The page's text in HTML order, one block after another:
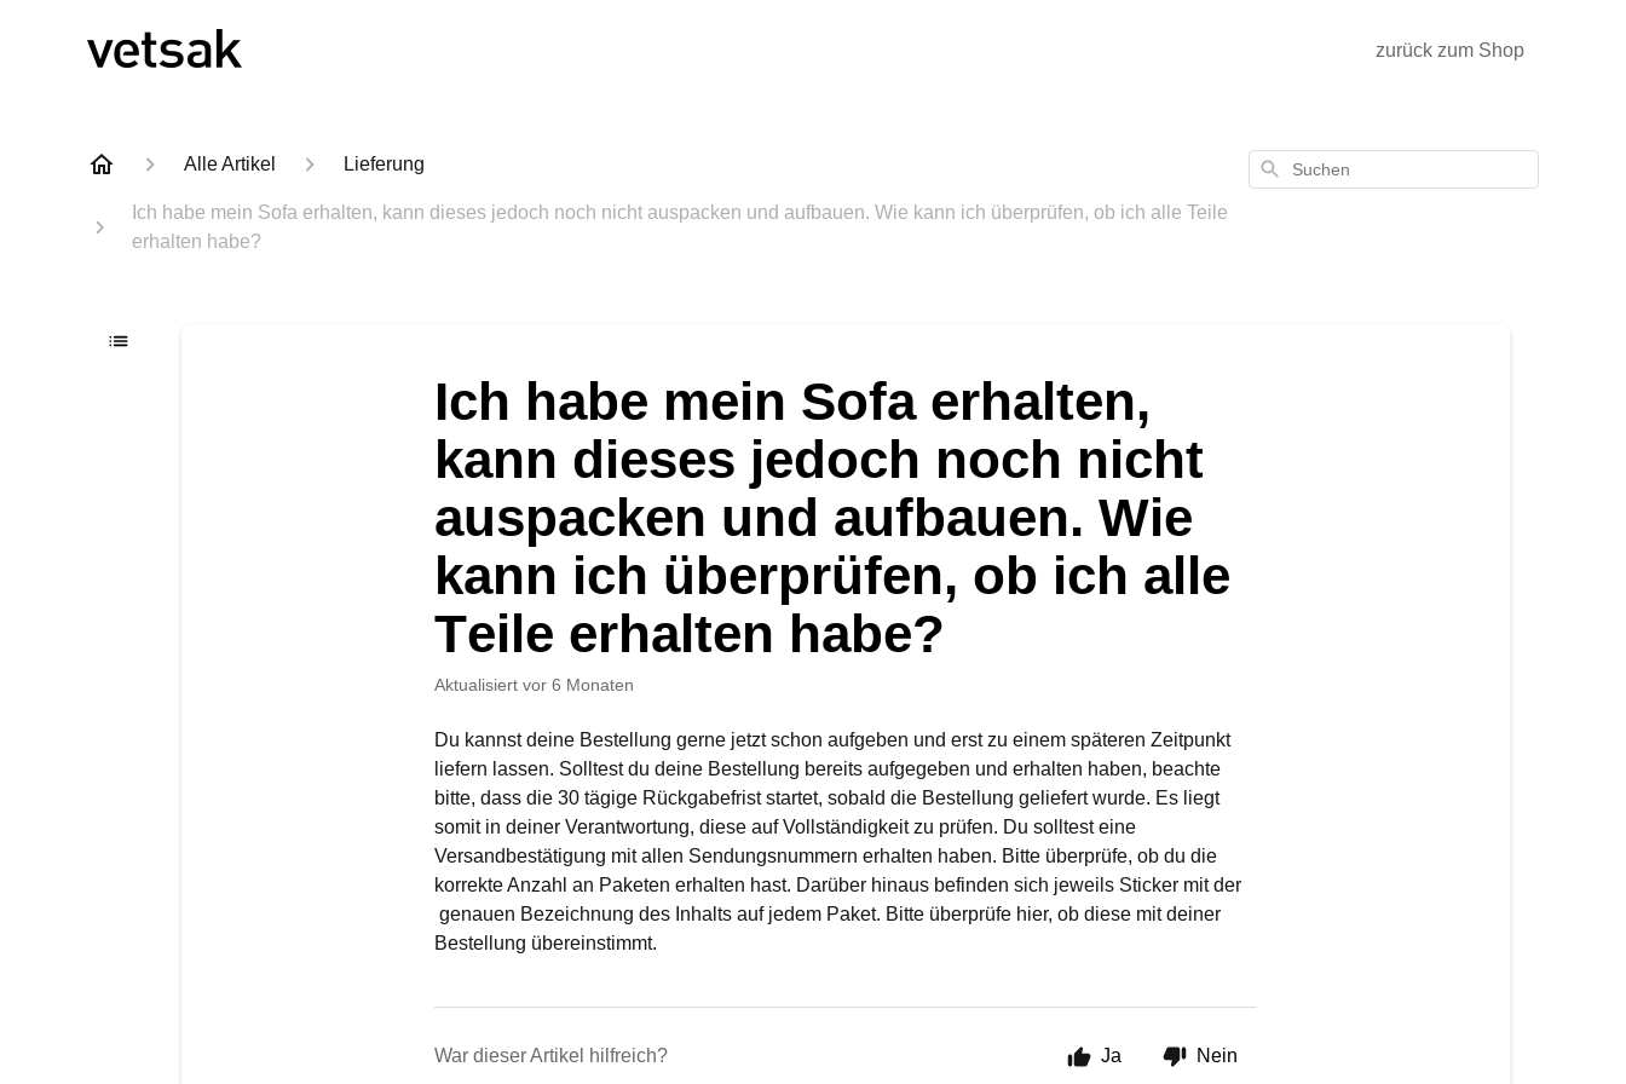
zurück zum Shop
Alle Artikel Lieferung
Ich habe mein Sofa erhalten, kann dieses jedoch noch nicht auspacken und aufbauen. Wie kann ich überprüfen, ob ich alle Teile
erhalten habe?
Suchen
Ich habe mein Sofa erhalten,
kann dieses jedoch noch nicht
auspacken und aufbauen. Wie
kann ich überprüfen, ob ich alle
Teile erhalten habe?
Aktualisiert vor 6 Monaten
Du kannst deine Bestellung gerne jetzt schon aufgeben und erst zu einem späteren Zeitpunkt
liefern lassen. Solltest du deine Bestellung bereits aufgegeben und erhalten haben, beachte
bitte, dass die 30 tägige Rückgabefrist startet, sobald die Bestellung geliefert wurde. Es liegt
somit in deiner Verantwortung, diese auf Vollständigkeit zu prüfen. Du solltest eine
Versandbestätigung mit allen Sendungsnummern erhalten haben. Bitte überprüfe, ob du die
korrekte Anzahl an Paketen erhalten hast. Darüber hinaus befinden sich jeweils Sticker mit der
genauen Bezeichnung des Inhalts auf jedem Paket. Bitte überprüfe hier, ob diese mit deiner
Bestellung übereinstimmt.
War dieser Artikel hilfreich? Ja Nein